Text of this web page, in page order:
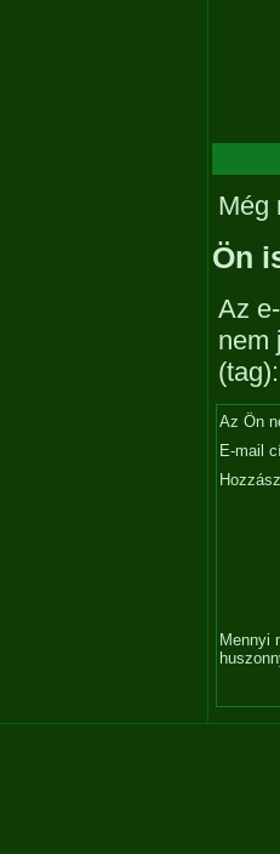
Még
Ön
Az
nem
Az Ön
E-mail
Mennyi